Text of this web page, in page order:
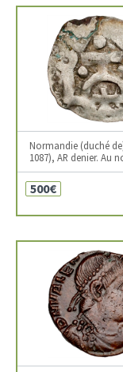
Normandie (duché
1087), AR denier. Au
500€